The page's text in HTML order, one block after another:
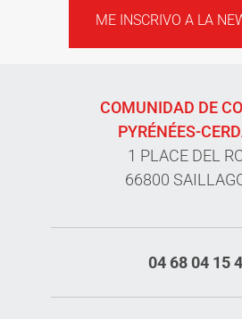
ME INSCRIVO A LA
COMUNIDAD DE
PYRÉNÉES-
1 PLACE DEL
66800
04 68 04 15